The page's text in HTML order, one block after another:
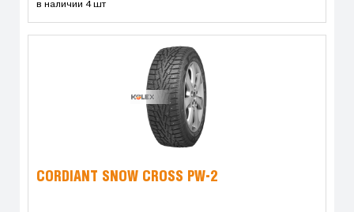
в наличии 4 шт
CORDIANT SNOW CROSS PW-2